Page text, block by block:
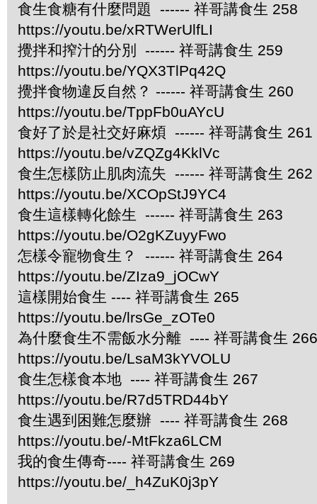
食生食糖有什麼問題 ------ 祥哥講食生 258
https://youtu.be/xRTWerUlfLI
攪拌和搾汁的分別 ------ 祥哥講食生 259
https://youtu.be/YQX3TlPq42Q
攪拌食物違反自然？ ------ 祥哥講食生 260
https://youtu.be/TppFb0uAYcU
食好了於是社交好麻煩 ------ 祥哥講食生 261
https://youtu.be/vZQZg4KklVc
食生怎樣防止肌肉流失 ------ 祥哥講食生 262
https://youtu.be/XCOpStJ9YC4
食生這樣轉化餘生 ------ 祥哥講食生 263
https://youtu.be/O2gKZuyyFwo
怎樣令寵物食生？ ------ 祥哥講食生 264
https://youtu.be/ZIza9_jOCwY
這樣開始食生 ---- 祥哥講食生 265
https://youtu.be/lrsGe_zOTe0
為什麼食生不需飯水分離 ---- 祥哥講食生 266
https://youtu.be/LsaM3kYVOLU
食生怎樣食本地 ---- 祥哥講食生 267
https://youtu.be/R7d5TRD44bY
食生遇到困難怎麼辦 ---- 祥哥講食生 268
https://youtu.be/-MtFkza6LCM
我的食生傳奇---- 祥哥講食生 269
https://youtu.be/_h4ZuK0j3pY